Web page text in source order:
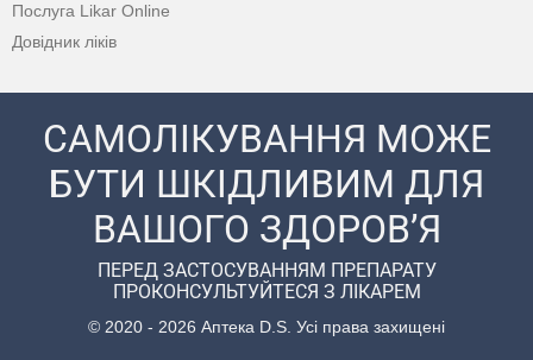
Послуга Likar Online
Довідник ліків
САМОЛІКУВАННЯ МОЖЕ
БУТИ ШКІДЛИВИМ ДЛЯ
ВАШОГО ЗДОРОВ’Я
ПЕРЕД ЗАСТОСУВАННЯМ ПРЕПАРАТУ
ПРОКОНСУЛЬТУЙТЕСЯ З ЛІКАРЕМ
© 2020 - 2026 Аптека D.S. Усі права захищені